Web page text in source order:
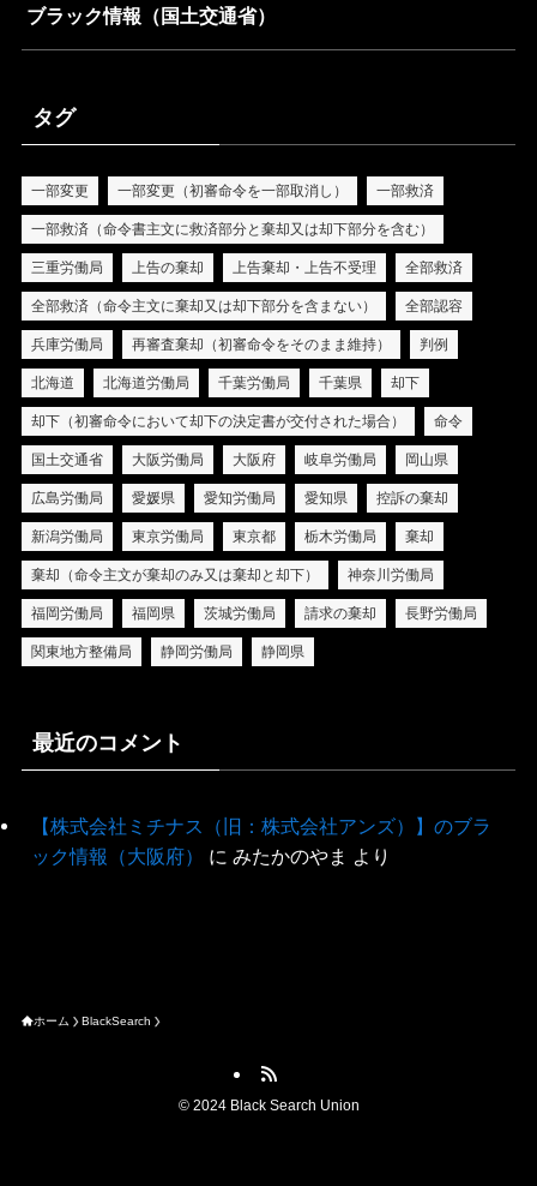
ブラック情報（国土交通省）
タグ
一部変更 一部変更（初審命令を一部取消し） 一部救済
一部救済（命令書主文に救済部分と棄却又は却下部分を含む）
三重労働局 上告の棄却 上告棄却・上告不受理 全部救済
全部救済（命令主文に棄却又は却下部分を含まない） 全部認容
兵庫労働局 再審査棄却（初審命令をそのまま維持） 判例
北海道 北海道労働局 千葉労働局 千葉県 却下
却下（初審命令において却下の決定書が交付された場合） 命令
国土交通省 大阪労働局 大阪府 岐阜労働局 岡山県
広島労働局 愛媛県 愛知労働局 愛知県 控訴の棄却
新潟労働局 東京労働局 東京都 栃木労働局 棄却
棄却（命令主文が棄却のみ又は棄却と却下） 神奈川労働局
福岡労働局 福岡県 茨城労働局 請求の棄却 長野労働局
関東地方整備局 静岡労働局 静岡県
最近のコメント
【株式会社ミチナス（旧：株式会社アンズ）】のブラ
ック情報（大阪府）
に みたかのやま より
ホーム BlackSearch
©2024 Black Search Union